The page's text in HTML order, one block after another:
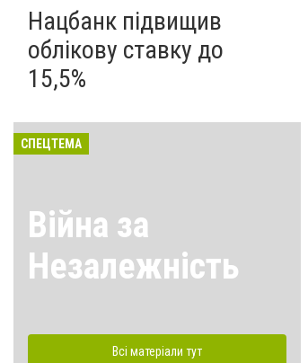
Нацбанк підвищив
облікову ставку до
15,5%
СПЕЦТЕМА
Війна за
Незалежність
Всі матеріали тут